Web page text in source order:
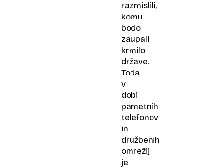
razmislili,
komu
bodo
zaupali
krmilo
države.
Toda
v
dobi
pametnih
telefonov
in
družbenih
omrežij
je